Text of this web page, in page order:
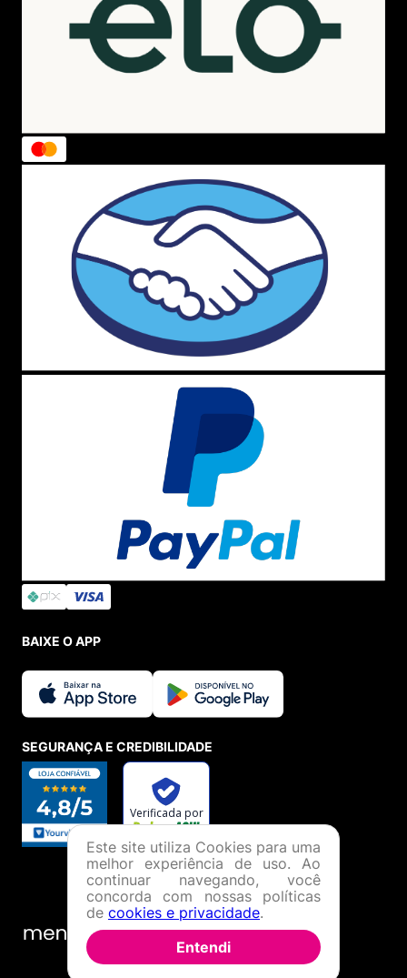
BAIXE O APP
SEGURANÇA E CREDIBILIDADE
Este site utiliza Cookies para uma
melhor experiência de uso. Ao
continuar navegando, você
concorda com nossas políticas
de cookies e privacidade.
Entendi